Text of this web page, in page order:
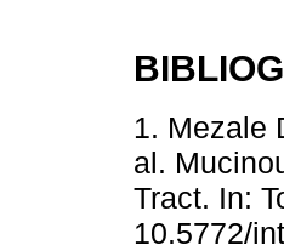
1. Mezale
al.
Tract. In:
10.5772/